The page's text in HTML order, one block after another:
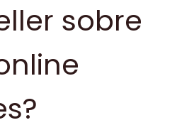
sobre